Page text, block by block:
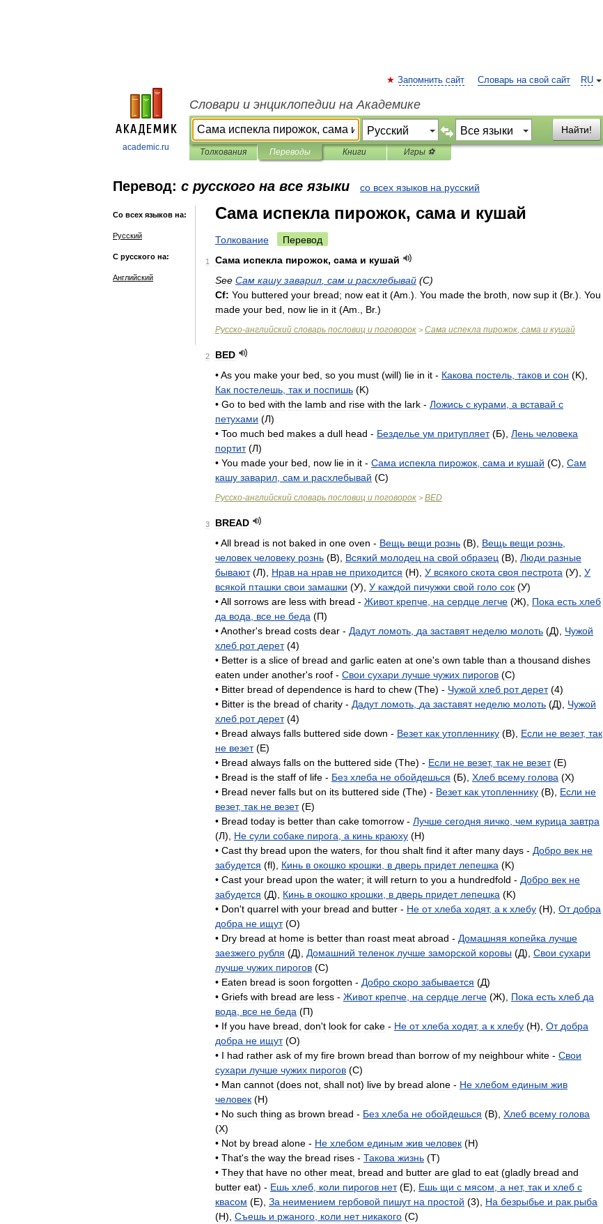
academic.ru
RU
Запомнить сайт Словарь на свой сайт
Словари и энциклопедии на Академике
Найти!
Толкования Переводы Книги Игры ⚽
Перевод: с русского на все языки со всех языков на русский
Со всех языков на:
Русский
С русского на:
Английский
Сама испекла пирожок, сама и кушай
Толкование Перевод
1 Сама испекла пирожок, сама и кушай
See Сам кашу заварил сам и расхлебывай (С)
Cf: You buttered your bread; now eat it (Am ). You made the broth now sup it (Br.). You
made your bed now lie in it (Am Br.)
Русско-английский словарь пословиц и поговорок > Сама испекла пирожок, сама и кушай
2
BED
•As you make your bed so you must (will) lie in it - Какова постель таков и сон (K),
Как постелешь так и поспишь (K)
• Go to bed with the lamb and rise with the lark - Ложись с курами а вставай с
петухами (Л)
• Too much bed makes a dull head - Безделье ум притупляет(Б), Лень человека
портит(Л)
• You made your bed now lie in it - Сама испекла пирожок сама и кушай (C), Сам
кашу заварил сам и расхлебывай (C)
Русско-английский словарь пословиц и поговорок > BED
3
BREAD
•All bread is not baked in one oven - Вещь вещи рознь (B), Вещь вещи рознь
человек человеку рознь (B), Всякий молодец на свой образец (B), Люди разные
бывают(Л), Нрав на нрав не приходится (H), У всякого скота своя пестрота (У), У
всякой пташки свои замашки (У), У каждой пичужки свой голо сок (У)
•All sorrows are less with bread - Живот крепче на сердце легче (Ж), Пока есть хлеб
да вода все не беда (П)
•Another's bread costs dear - Дадут ломоть да заставят неделю молоть (Д), Чужой
хлеб рот дерет(4)
• Better is a slice of bread and garlic eaten at one's own table than a thousand dishes
eaten under another's roof - Свои сухари лучше чужих пирогов (C)
• Bitter bread of dependence is hard to chew (The) - Чужой хлеб рот дерет(4)
• Bitter is the bread of charity - Дадут ломоть да заставят неделю молоть (Д), Чужой
хлеб рот дерет(4)
• Bread always falls buttered side down - Везет как утопленнику (B), Если не везет, так
не везет(E)
• Bread always falls on the buttered side (The) - Если не везет, так не везет(E)
• Bread is the staff of life - Без хлеба не обойдешься (Б), Хлеб всему голова (X)
• Bread never falls but on its buttered side (The) - Везет как утопленнику (B), Если не
везет, так не везет(E)
• Bread today is better than cake tomorrow - Лучше сегодня яичко чем курица завтра
(Л), Не сули собаке пирога а кинь краюху (H)
• Cast thy bread upon the waters for thou shalt find it after many days - Добро век не
забудется (fl), Кинь в окошко крошки в дверь придет лепешка (K)
• Cast your bread upon the water; it will return to you a hundredfold - Добро век не
забудется (Д), Кинь в окошко крошки в дверь придет лепешка (K)
• Don't quarrel with your bread and butter - Не от хлеба ходят, а к хлебу (H), От добра
добра не ищут(O)
• Dry bread at home is better than roast meat abroad - Домашняя копейка лучше
заезжего рубля (Д), Домашний теленок лучше заморской коровы (Д), Свои сухари
лучше чужих пирогов (C)
• Eaten bread is soon forgotten - Добро скоро забывается (Д)
• Griefs with bread are less - Живот крепче на сердце легче (Ж), Пока есть хлеб да
вода
все не беда (П)
• If you have bread don't look for cake - Не от хлеба ходят, а к хлебу (H), От добра
добра не ищут(O)
• I had rather ask of my fire brown bread than borrow of my neighbour white - Свои
сухари лучше чужих пирогов (C)
• Man cannot (does not shall not) live by bread alone - Не хлебом единым жив
человек (H)
• No such thing as brown bread - Без хлеба не обойдешься (B), Хлеб всему голова
(X)
• Not by bread alone - Не хлебом единым жив человек (H)
• That's the way the bread rises - Такова жизнь (T)
• They that have no other meat bread and butter are glad to eat (gladly bread and
butter eat) - Ешь хлеб коли пирогов нет(E), Ешь щи с мясом а нет, так и хлеб с
квасом (E), За неимением гербовой пишут на простой (3), На безрыбье и рак рыба
(H), Съешь и ржаного коли нет никакого (C)